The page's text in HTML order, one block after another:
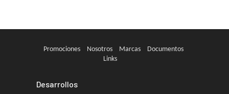
Promociones Nosotros Marcas
Documentos
Links
Desarrollos